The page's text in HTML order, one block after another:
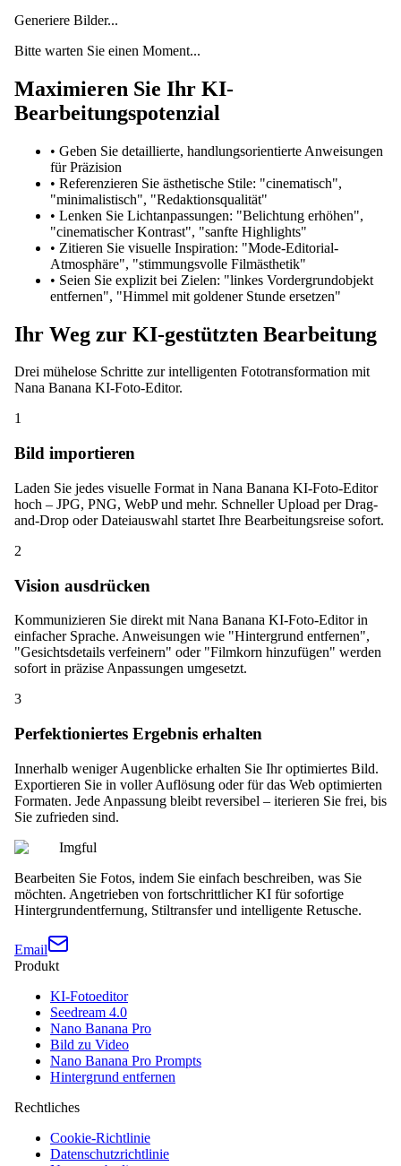
Generiere Bilder...
Bitte warten Sie einen Moment...
Maximieren Sie Ihr KI-
Bearbeitungspotenzial
• Geben Sie detaillierte, handlungsorientierte Anweisungen
für Präzision
• Referenzieren Sie ästhetische Stile: "cinematisch",
"minimalistisch", "Redaktionsqualität"
• Lenken Sie Lichtanpassungen: "Belichtung erhöhen",
"cinematischer Kontrast", "sanfte Highlights"
• Zitieren Sie visuelle Inspiration: "Mode-Editorial-
Atmosphäre", "stimmungsvolle Filmästhetik"
• Seien Sie explizit bei Zielen: "linkes Vordergrundobjekt
entfernen", "Himmel mit goldener Stunde ersetzen"
Ihr Weg zur KI-gestützten Bearbeitung
Drei mühelose Schritte zur intelligenten Fototransformation mit
Nana Banana KI-Foto-Editor.
1
Bild importieren
Laden Sie jedes visuelle Format in Nana Banana KI-Foto-Editor
hoch – JPG, PNG, WebP und mehr. Schneller Upload per Drag-
and-Drop oder Dateiauswahl startet Ihre Bearbeitungsreise sofort.
2
Vision ausdrücken
Kommunizieren Sie direkt mit Nana Banana KI-Foto-Editor in
einfacher Sprache. Anweisungen wie "Hintergrund entfernen",
"Gesichtsdetails verfeinern" oder "Filmkorn hinzufügen" werden
sofort in präzise Anpassungen umgesetzt.
3
Perfektioniertes Ergebnis erhalten
Innerhalb weniger Augenblicke erhalten Sie Ihr optimiertes Bild.
Exportieren Sie in voller Auflösung oder für das Web optimierten
Formaten. Jede Anpassung bleibt reversibel – iterieren Sie frei, bis
Sie zufrieden sind.
Imgful
Bearbeiten Sie Fotos, indem Sie einfach beschreiben, was Sie
möchten. Angetrieben von fortschrittlicher KI für sofortige
Hintergrundentfernung, Stiltransfer und intelligente Retusche.
Email
Produkt
KI-Fotoeditor
Seedream 4.0
Nano Banana Pro
Bild zu Video
Nano Banana Pro Prompts
Hintergrund entfernen
Rechtliches
Cookie-Richtlinie
Datenschutzrichtlinie